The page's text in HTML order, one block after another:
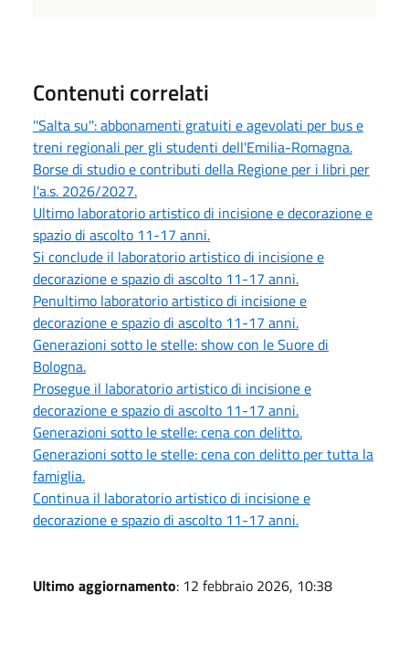
Contenuti correlati
''Salta su'': abbonamenti gratuiti e agevolati per bus e
treni regionali per gli studenti dell'Emilia-Romagna.
Borse di studio e contributi della Regione per i libri per
l'a.s. 2026/2027.
Ultimo laboratorio artistico di incisione e decorazione e
spazio di ascolto 11-17 anni.
Si conclude il laboratorio artistico di incisione e
decorazione e spazio di ascolto 11-17 anni.
Penultimo laboratorio artistico di incisione e
decorazione e spazio di ascolto 11-17 anni.
Generazioni sotto le stelle: show con le Suore di
Bologna.
Prosegue il laboratorio artistico di incisione e
decorazione e spazio di ascolto 11-17 anni.
Generazioni sotto le stelle: cena con delitto.
Generazioni sotto le stelle: cena con delitto per tutta la
famiglia.
Continua il laboratorio artistico di incisione e
decorazione e spazio di ascolto 11-17 anni.
Ultimo aggiornamento: 12 febbraio 2026, 10:38